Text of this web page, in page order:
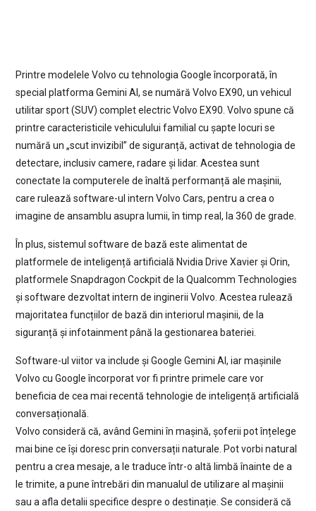
Printre modelele Volvo cu tehnologia Google încorporată, în
special platforma Gemini AI, se numără Volvo EX90, un vehicul
utilitar sport (SUV) complet electric Volvo EX90. Volvo spune că
printre caracteristicile vehiculului familial cu șapte locuri se
numără un „scut invizibil” de siguranță, activat de tehnologia de
detectare, inclusiv camere, radare și lidar. Acestea sunt
conectate la computerele de înaltă performanță ale mașinii,
care rulează software-ul intern Volvo Cars, pentru a crea o
imagine de ansamblu asupra lumii, în timp real, la 360 de grade.
În plus, sistemul software de bază este alimentat de
platformele de inteligență artificială Nvidia Drive Xavier și Orin,
platformele Snapdragon Cockpit de la Qualcomm Technologies
și software dezvoltat intern de inginerii Volvo. Acestea rulează
majoritatea funcțiilor de bază din interiorul mașinii, de la
siguranță și infotainment până la gestionarea bateriei.
Software-ul viitor va include și Google Gemini AI, iar mașinile
Volvo cu Google încorporat vor fi printre primele care vor
beneficia de cea mai recentă tehnologie de inteligență artificială
conversațională.
Volvo consideră că, având Gemini în mașină, șoferii pot înțelege
mai bine ce își doresc prin conversații naturale. Pot vorbi natural
pentru a crea mesaje, a le traduce într-o altă limbă înainte de a
le trimite, a pune întrebări din manualul de utilizare al mașinii
sau a afla detalii specifice despre o destinație. Se consideră că